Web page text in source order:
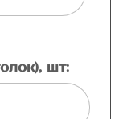
шт: